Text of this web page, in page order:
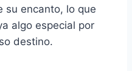
su encanto, lo que
algo especial por
destino.